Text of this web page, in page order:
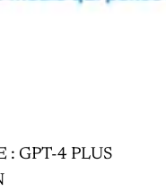
: GPT-4 PLUS